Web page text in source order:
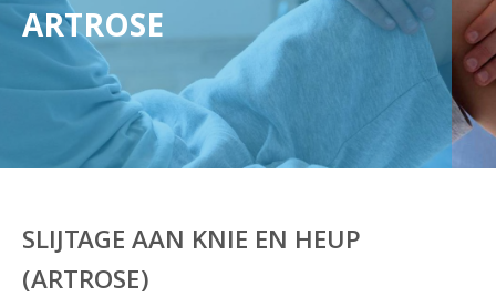
ARTROSE
SLIJTAGE AAN KNIE EN HEUP
(ARTROSE)